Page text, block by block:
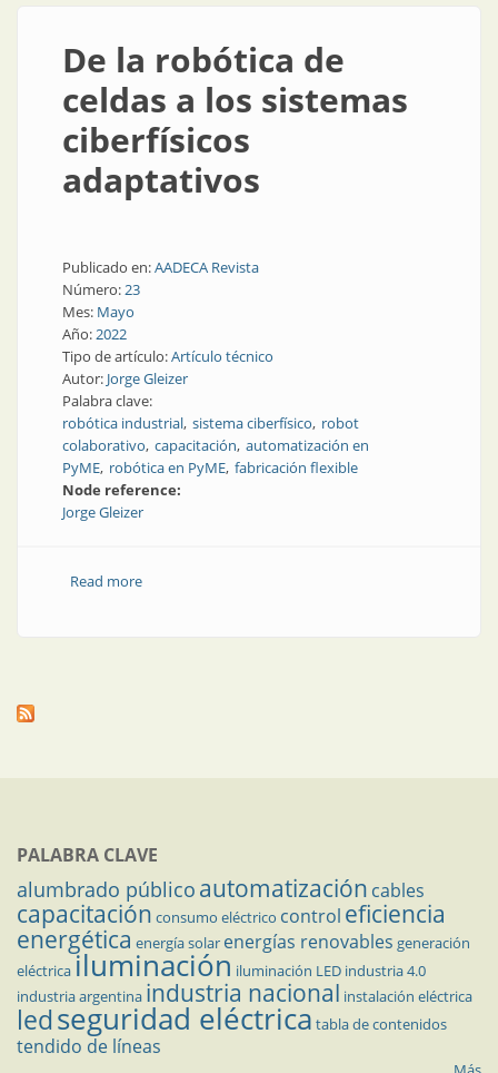
De la robótica de
celdas a los sistemas
ciberfísicos
adaptativos
Publicado en:AADECA Revista
Número:23
Mes: Mayo
Año:2022
Tipo de artículo:Artículo técnico
Autor: Jorge Gleizer
Palabra clave:
robótica industrial sistema ciberfísico robot
colaborativo capacitación automatización en
PyME robótica en PyME fabricación flexible
Node reference:
Jorge Gleizer
Read moreabout De la robótica de celdas a los sistemas
PALABRA CLAVE
alumbrado público automatización cables
capacitación consumo eléctrico control eficiencia
energética energía solar energías renovables generación
eléctricailuminación iluminación LED industria 4.0
industria argentina industria nacional instalación eléctrica
ledseguridad eléctrica tabla de contenidos
tendido de líneas